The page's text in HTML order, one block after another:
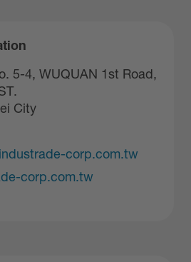
5-4, WUQUAN 1st Road,
City
corp.com.tw
corp.com.tw